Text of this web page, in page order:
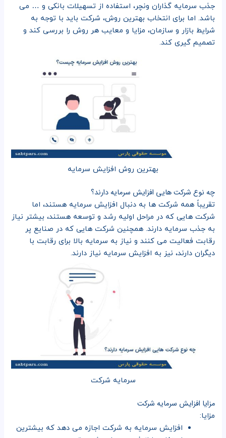
جذب سرمایه گذاران ونچر، استفاده از تسهیلات بانکی و … می
باشد. اما برای انتخاب بهترین روش، شرکت باید با توجه به
شرایط بازار و سازمان، مزایا و معایب هر روش را بررسی کند و
تصمیم گیری کند.
بهترین روش افزایش سرمایه
چه نوع شرکت هایی افزایش سرمایه دارند؟
تقریباً همه شرکت ها به دنبال افزایش سرمایه هستند، اما
شرکت هایی که در مراحل اولیه رشد و توسعه هستند، بیشتر نیاز
به جذب سرمایه دارند. همچنین شرکت هایی که در صنایع پر
رقابت فعالیت می کنند و نیاز به سرمایه بالا برای رقابت با
دیگران دارند، نیز به افزایش سرمایه نیاز دارند.
سرمایه شرکت
مزایا افزایش سرمایه شرکت
مزایا:
افزایش سرمایه به شرکت اجازه می دهد که بیشترین